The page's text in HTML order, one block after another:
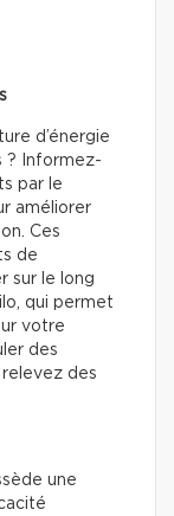
d’énergie
? Informez-
par le
améliorer
Ces
de
sur le long
qui permet
votre
des
des
une